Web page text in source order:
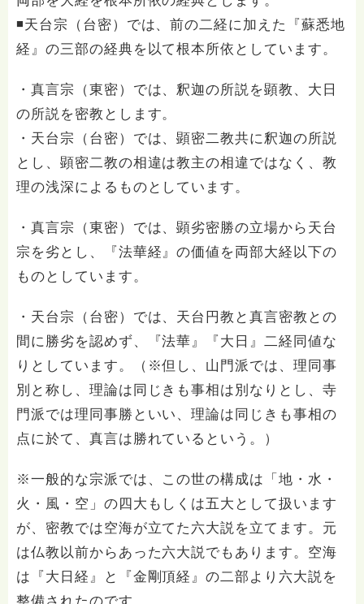
◾️天台宗（台密）では、前の二経に加えた『蘇悉地
経』の三部の経典を以て根本所依としています。
・真言宗（東密）では、釈迦の所説を顕教、大日
の所説を密教とします。
・天台宗（台密）では、顕密二教共に釈迦の所説
とし、顕密二教の相違は教主の相違ではなく、教
理の浅深によるものとしています。
・真言宗（東密）では、顕劣密勝の立場から天台
宗を劣とし、『法華経』の価値を両部大経以下の
ものとしています。
・天台宗（台密）では、天台円教と真言密教との
間に勝劣を認めず、『法華』『大日』二経同値な
りとしています。（※但し、山門派では、理同事
別と称し、理論は同じきも事相は別なりとし、寺
門派では理同事勝といい、理論は同じきも事相の
点に於て、真言は勝れているという。）
※一般的な宗派では、この世の構成は「地・水・
火・風・空」の四大もしくは五大として扱います
が、密教では空海が立てた六大説を立てます。元
は仏教以前からあった六大説でもあります。空海
は『大日経』と『金剛頂経』の二部より六大説を